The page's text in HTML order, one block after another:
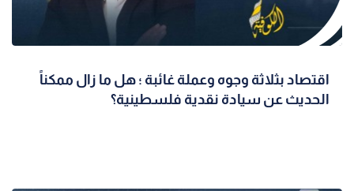
اقتصاد بثلاثة وجوه وعملة غائبة ؛ هل ما زال ممكناً
الحديث عن سيادة نقدية فلسطينية؟